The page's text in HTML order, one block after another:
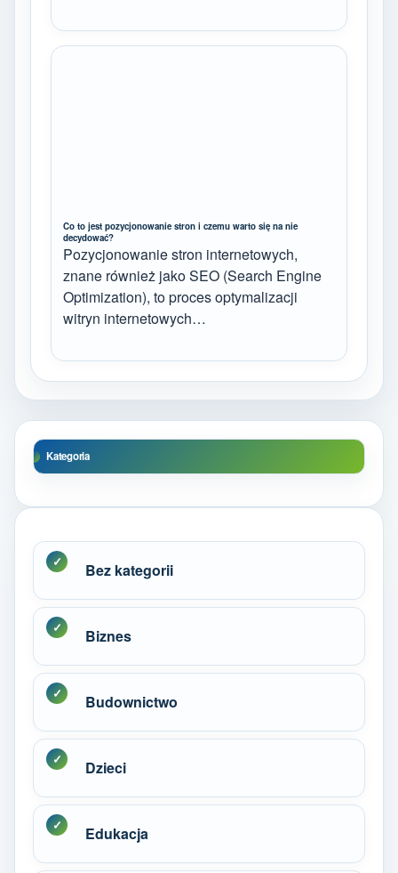
Co to jest pozycjonowanie stron i czemu warto się na nie
decydować?
Pozycjonowanie stron internetowych,
znane również jako SEO (Search Engine
Optimization), to proces optymalizacji
witryn internetowych…
Kategoria
Bez kategorii
Biznes
Budownictwo
Dzieci
Edukacja